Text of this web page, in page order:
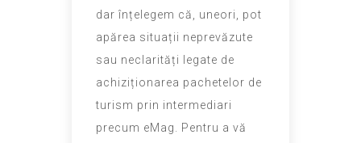
dar înțelegem că, uneori, pot
apărea situații neprevăzute
sau neclarități legate de
achiziționarea pachetelor de
turism prin intermediari
precum eMag. Pentru a vă